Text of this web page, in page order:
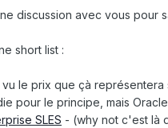
discussion avec vous pour
short list :
vu le prix que çà
pour le principe, mais
SLES - (why not c'est là